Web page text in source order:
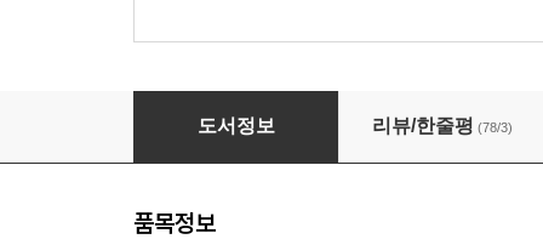
의자놀이
도서정보 리뷰/한줄평 (78/3)
품목정보